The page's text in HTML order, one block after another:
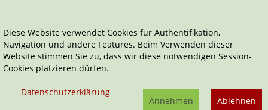
Home Audio-Bücher Die dunklen Gezeiten
Doctor Who
Die dunklen Gezeiten
Diese Website verwendet Cookies für Authentifikation,
Navigation und andere Features. Beim Verwenden dieser
Website stimmen Sie zu, dass wir diese notwendigen Session-
Cookies platzieren dürfen.
Datenschutzerklärung
Ablehnen
Annehmen